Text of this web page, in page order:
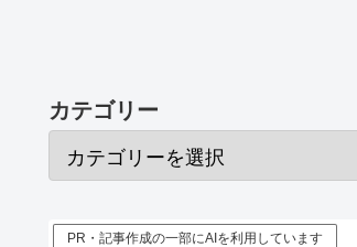
カテゴリー
PR・記事作成の一部にAIを利用しています